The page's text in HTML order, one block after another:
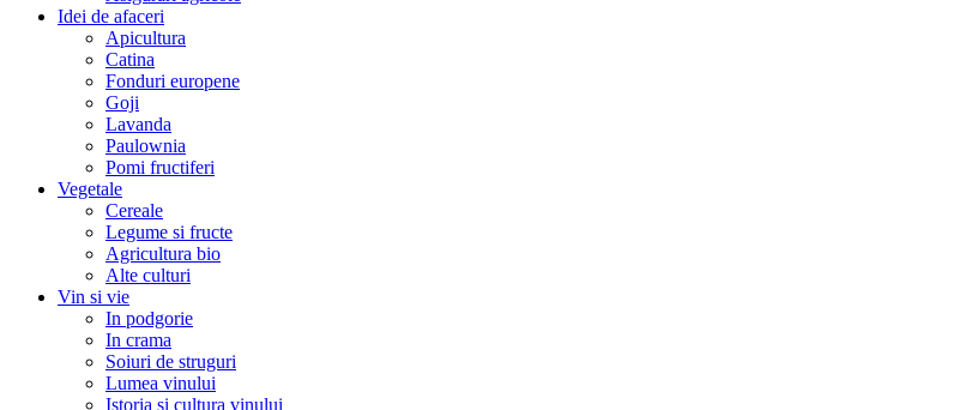
Idei de afaceri
Apicultura
Catina
Fonduri europene
Goji
Lavanda
Paulownia
Pomi fructiferi
Vegetale
Cereale
Legume si fructe
Agricultura bio
Alte culturi
Vin si vie
In podgorie
In crama
Soiuri de struguri
Lumea vinului
Istoria si cultura vinului